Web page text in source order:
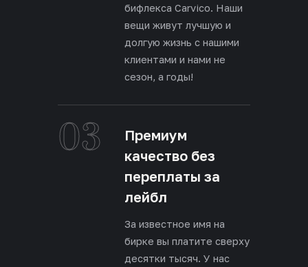
бифлекса Carvico. Наши
вещи живут лучшую и
долгую жизнь с нашими
клиентами и нами не
сезон, а годы!
03
Премиум
качество без
переплаты за
лейбл
За известное имя на
бирке вы платите сверху
десятки тысяч. У нас